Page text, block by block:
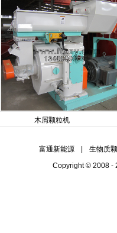
木屑颗粒机
富通新能源 生物质
Copyright © 2008 -